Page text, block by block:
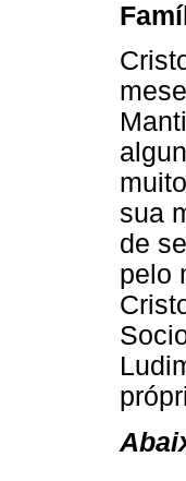
sua
de
pelo